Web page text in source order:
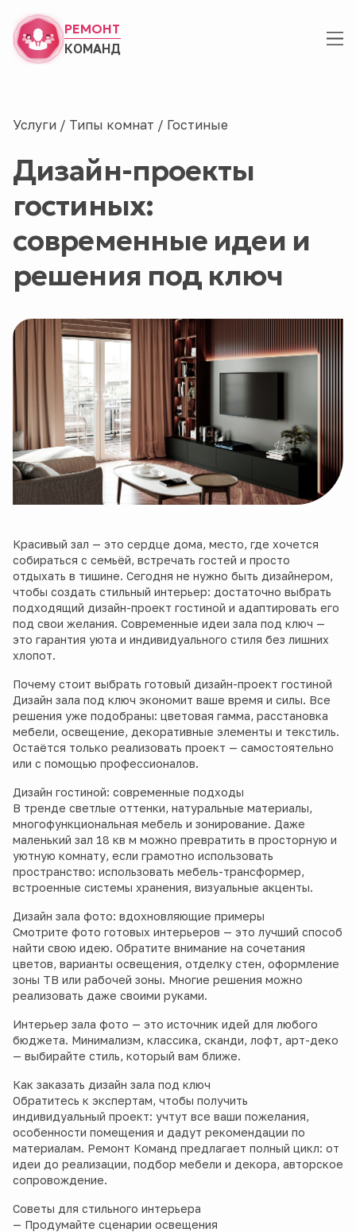
РЕМОНТ
КОМАНД
Услуги / Типы комнат / Гостиные
Дизайн-проекты
гостиных:
современные идеи и
решения под ключ
Красивый зал — это сердце дома, место, где хочется
собираться с семьёй, встречать гостей и просто
отдыхать в тишине. Сегодня не нужно быть дизайнером,
чтобы создать стильный интерьер: достаточно выбрать
подходящий дизайн-проект гостиной и адаптировать его
под свои желания. Современные идеи зала под ключ —
это гарантия уюта и индивидуального стиля без лишних
хлопот.
Почему стоит выбрать готовый дизайн-проект гостиной
Дизайн зала под ключ экономит ваше время и силы. Все
решения уже подобраны: цветовая гамма, расстановка
мебели, освещение, декоративные элементы и текстиль.
Остаётся только реализовать проект — самостоятельно
или с помощью профессионалов.
Дизайн гостиной: современные подходы
В тренде светлые оттенки, натуральные материалы,
многофункциональная мебель и зонирование. Даже
маленький зал 18 кв м можно превратить в просторную и
уютную комнату, если грамотно использовать
пространство: использовать мебель-трансформер,
встроенные системы хранения, визуальные акценты.
Дизайн зала фото: вдохновляющие примеры
Смотрите фото готовых интерьеров — это лучший способ
найти свою идею. Обратите внимание на сочетания
цветов, варианты освещения, отделку стен, оформление
зоны ТВ или рабочей зоны. Многие решения можно
реализовать даже своими руками.
Интерьер зала фото — это источник идей для любого
бюджета. Минимализм, классика, сканди, лофт, арт-деко
— выбирайте стиль, который вам ближе.
Как заказать дизайн зала под ключ
Обратитесь к экспертам, чтобы получить
индивидуальный проект: учтут все ваши пожелания,
особенности помещения и дадут рекомендации по
материалам. Ремонт Команд предлагает полный цикл: от
идеи до реализации, подбор мебели и декора, авторское
сопровождение.
Советы для стильного интерьера
— Продумайте сценарии освещения